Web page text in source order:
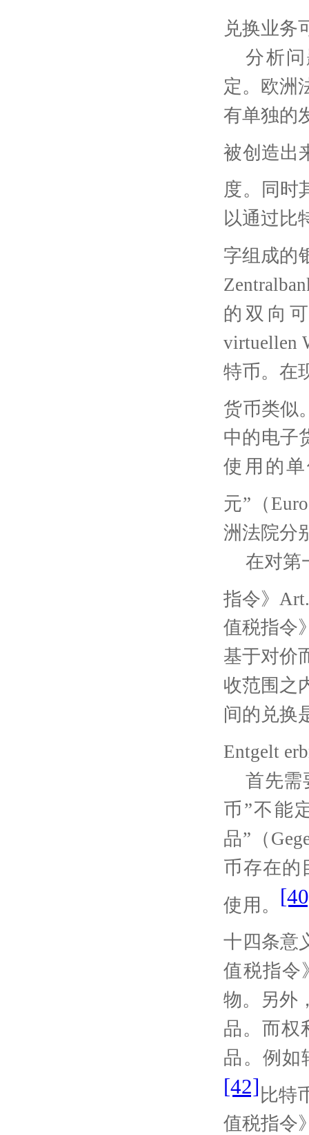
兑换业务
分析
定。欧洲
有单独的
被创造出
度。同时
以通过比
字组成的
的双向
virtuellen
特币。在
货币类似
中的电子
使用的
元”（Euro
洲法院分
在对第
指令》
值税指令
基于对价
收范围之
间的兑换
Entgelt
首先需
币”不能
品” （
币存在的
使用。
十四条意
值税指令
物。另外
品。而权
品。例如
[42] 比特
值税指令